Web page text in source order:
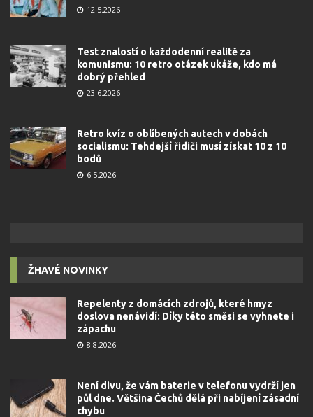
12.5.2026
Test znalostí o každodenní realitě za
komunismu: 10 retro otázek ukáže, kdo má
dobrý přehled
23.6.2026
Retro kvíz o oblíbených autech v dobách
socialismu: Tehdejší řidiči musí získat 10 z 10
bodů
6.5.2026
ŽHAVÉ NOVINKY
Repelenty z domácích zdrojů, které hmyz
doslova nenávidí: Díky této směsi se vyhnete i
zápachu
8.8.2026
Není divu, že vám baterie v telefonu vydrží jen
půl dne. Většina Čechů dělá při nabíjení zásadní
chybu